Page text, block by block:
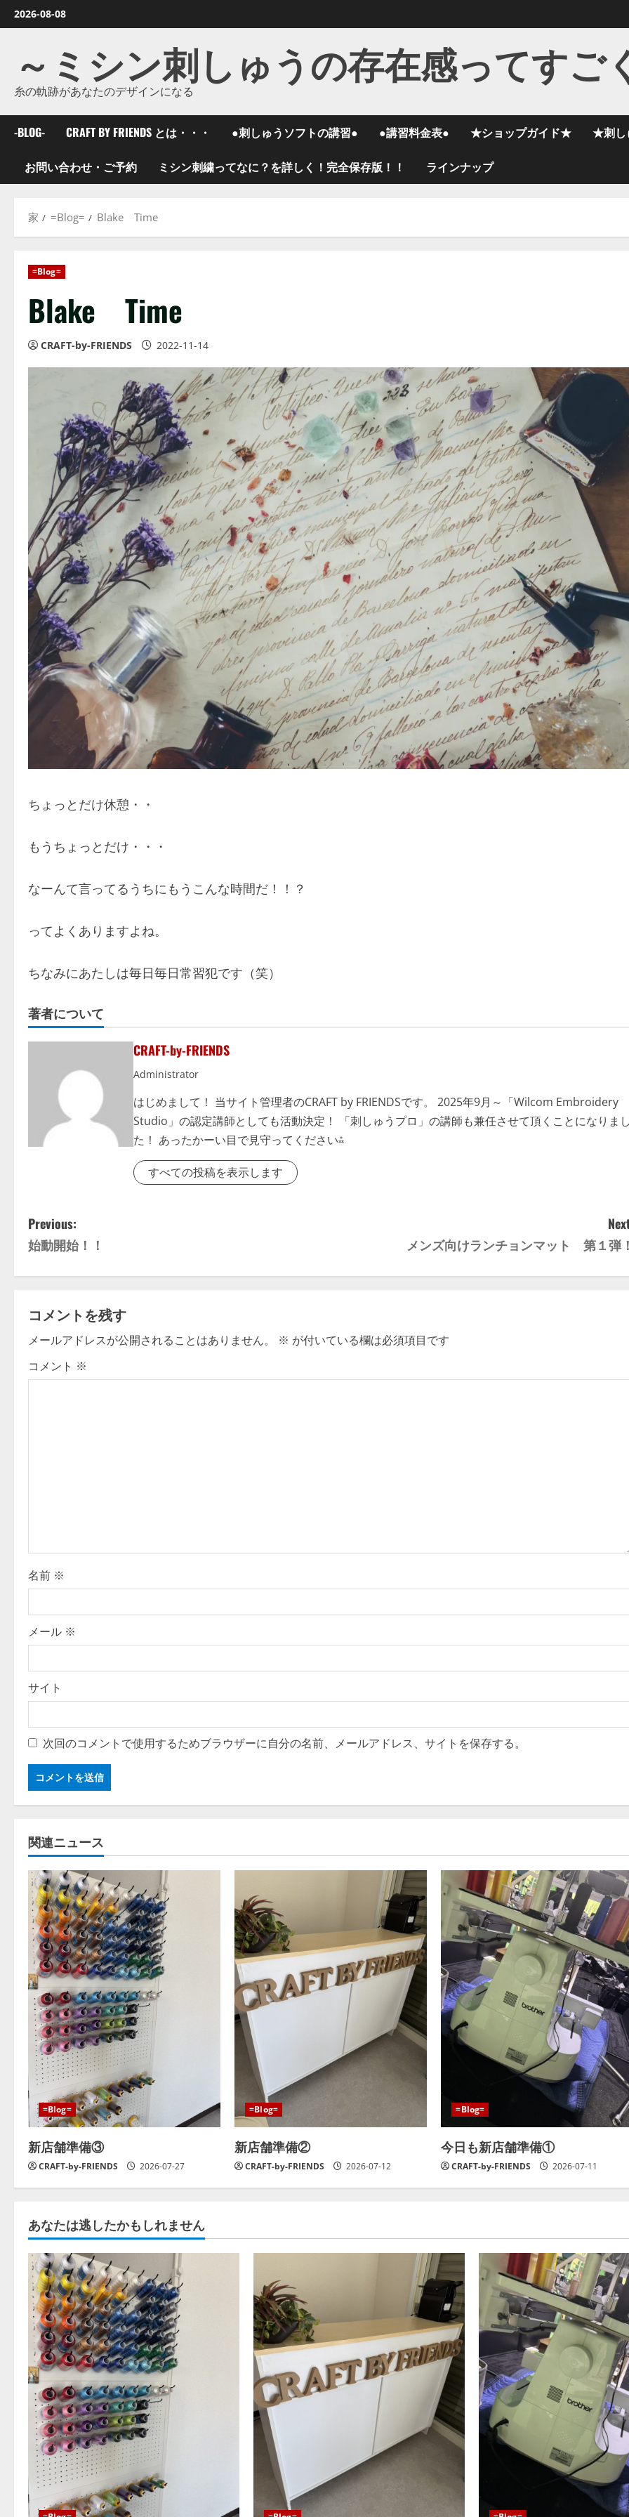
ン
2026-08-08
～ミシン刺しゅうの存在感ってすご
糸の軌跡があなたのデザインになる
-BLOG- CRAFT BY FRIENDS とは・・・ ●刺しゅうソフトの講習● ●講習料金表● ★ショップガイド★ ★刺し
お問い合わせ・ご予約 ミシン刺繍ってなに？を詳しく！完全保存版！！ ラインナップ
家 =Blog= Blake Time
=Blog=
Blake Time
CRAFT-by-FRIENDS 2022-11-14
ちょっとだけ休憩・・
もうちょっとだけ・・・
なーんて言ってるうちにもうこんな時間だ！！？
ってよくありますよね。
ちなみにあたしは毎日毎日常習犯です（笑）
著者について
CRAFT-by-FRIENDS
Administrator
はじめまして！ 当サイト管理者のCRAFT by FRIENDSです。 2025年9月～「Wilcom Embroidery
Studio」の認定講師としても活動決定！ 「刺しゅうプロ」の講師も兼任させて頂くことになりまし
た！ あったかーい目で見守ってください⁂
すべての投稿を表示します
P
o
s
t
n
a
i
o
n
Previous:
始動開始！！
メンズ向けランチョンマット 第１弾！
コメントを残す
メールアドレスが公開されることはありません。 ※ が付いている欄は必須項目です
コメント ※
名前 ※
メール ※
サイト
次回のコメントで使用するためブラウザーに自分の名前、メールアドレス、サイトを保存する。
関連ニュース
=Blog=
新店舗準備③
CRAFT-by-FRIENDS 2026-07-27
=Blog=
新店舗準備②
CRAFT-by-FRIENDS 2026-07-12
=Blog=
今日も新店舗準備①
CRAFT-by-FRIENDS 2026-07-11
あなたは逃したかもしれません